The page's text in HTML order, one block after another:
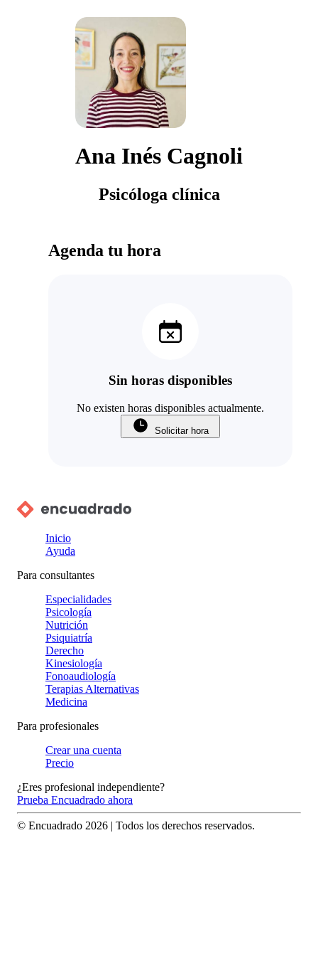
Ana Inés Cagnoli
Psicóloga clínica
Agenda tu hora
Sin horas disponibles
No existen horas disponibles actualmente.
Solicitar hora
Inicio
Ayuda
Para consultantes
Especialidades
Psicología
Nutrición
Psiquiatría
Derecho
Kinesiología
Fonoaudiología
Terapias Alternativas
Medicina
Para profesionales
Crear una cuenta
Precio
¿Eres profesional independiente?
Prueba Encuadrado ahora
© Encuadrado 2026 | Todos los derechos reservados.